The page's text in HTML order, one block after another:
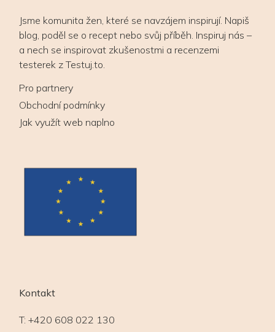
Jsme komunita žen, které se navzájem inspirují. Napiš
blog, poděl se o recept nebo svůj příběh. Inspiruj nás –
a nech se inspirovat zkušenostmi a recenzemi
testerek z Testuj.to.
Pro partnery
Obchodní podmínky
Jak využít web naplno
Kontakt
T: +420 608 022 130